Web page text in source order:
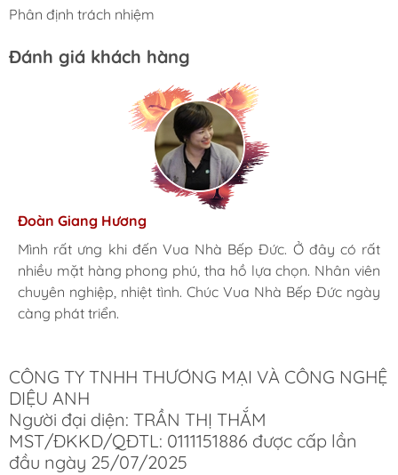
Phân định trách nhiệm
Đánh giá khách hàng
Hương Suri
Mình rất ưng khi đến Vua Nhà Bếp Đức. Ở đây có rất
nhiều mặt hàng phong phú, tha hồ lựa chọn. Nhân viên
chuyên nghiệp, nhiệt tình. Chúc Vua Nhà Bếp Đức ngày
càng phát triển.
Đoàn Giang Hương
Mình rất ưng khi đến Vua Nhà Bếp Đức. Ở đây có rất
nhiều mặt hàng phong phú, tha hồ lựa chọn. Nhân viên
chuyên nghiệp, nhiệt tình. Chúc Vua Nhà Bếp Đức ngày
càng phát triển.
Ngọc Anh
Mình rất ưng khi đến Vua Nhà Bếp Đức. Ở đây có rất
nhiều mặt hàng phong phú, tha hồ lựa chọn. Nhân viên
chuyên nghiệp, nhiệt tình. Chúc Vua Nhà Bếp Đức ngày
càng phát triển.
CÔNG TY TNHH THƯƠNG MẠI VÀ CÔNG NGHỆ
DIỆU ANH
Người đại diện: TRẦN THỊ THẮM
MST/ĐKKD/QĐTL: 0111151886 được cấp lần
đầu ngày 25/07/2025